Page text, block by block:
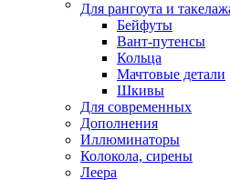
Для рангоута и
Бейфуты
Вант-путенсы
Кольца
Мачтовые детали
Шкивы
Для современных
Дополнения
Иллюминаторы
Колокола, сирены
Леера